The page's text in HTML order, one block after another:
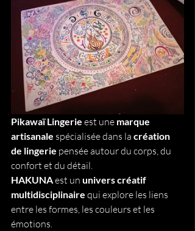
Pikawaï Lingerie est une marque
artisanale spécialisée dans la création
de lingerie pensée autour du corps, du
confort et du détail.
HAKUNA est un univers créatif
multidisciplinaire qui explore les liens
entre les formes, les couleurs et les
émotions.